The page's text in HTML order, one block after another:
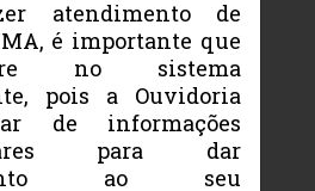
Telefones
Campus
atendimento de
é importante que
no sistema
pois a Ouvidoria
de informações
para dar
ao seu